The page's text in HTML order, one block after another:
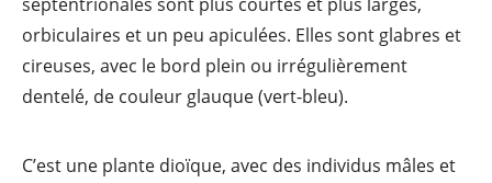
orbiculaires et un peu apiculées. Elles sont glabres et
cireuses, avec le bord plein ou irrégulièrement
dentelé, de couleur glauque (vert-bleu).
C’est une plante dioïque, avec des individus mâles et